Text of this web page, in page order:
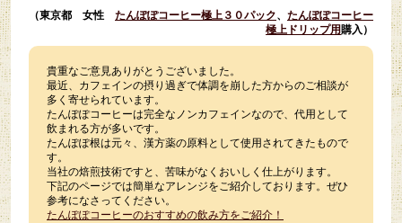
（東京都 女性 たんぽぽコーヒー極上３０パック、 たんぽぽコーヒー
極上ドリップ用購入）
貴重なご意見ありがとうございました。
最近、カフェインの摂り過ぎで体調を崩した方からのご相談が
多く寄せられています。
たんぽぽコーヒーは完全なノンカフェインなので、代用として
飲まれる方が多いです。
たんぽぽ根は元々、漢方薬の原料として使用されてきたもので
す。
当社の焙煎技術ですと、苦味がなくおいしく仕上がります。
下記のページでは簡単なアレンジをご紹介しております。ぜひ
参考になさってください。
たんぽぽコーヒーのおすすめの飲み方をご紹介！